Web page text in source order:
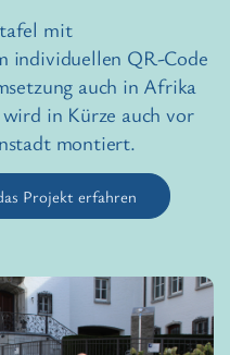
mit
individuellen QR-Code
auch in Afrika
in Kürze auch vor
montiert.
Projekt erfahren